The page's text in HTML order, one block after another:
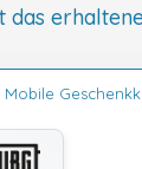
das
Mobile